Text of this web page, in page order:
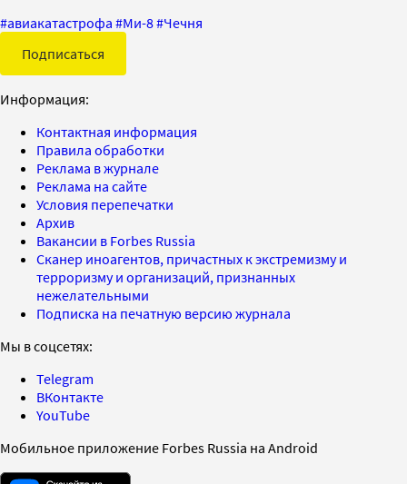
#авиакатастрофа #Ми-8#Чечня
Подписаться
Информация:
Контактная информация
Правила обработки
Реклама в журнале
Реклама на сайте
Условия перепечатки
Архив
Вакансии в Forbes Russia
Сканер иноагентов, причастных к экстремизму и
терроризму и организаций, признанных
нежелательными
Подписка на печатную версию журнала
Мы в соцсетях:
Telegram
ВКонтакте
YouTube
Мобильное приложение Forbes Russia на Android